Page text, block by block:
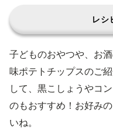
レシ
子どものおやつや、お
味ポテトチップスのご
して、黒こしょうやコ
のもおすすめ！お好み
いね。